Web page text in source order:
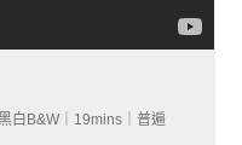
白B&W｜19mins｜普遍